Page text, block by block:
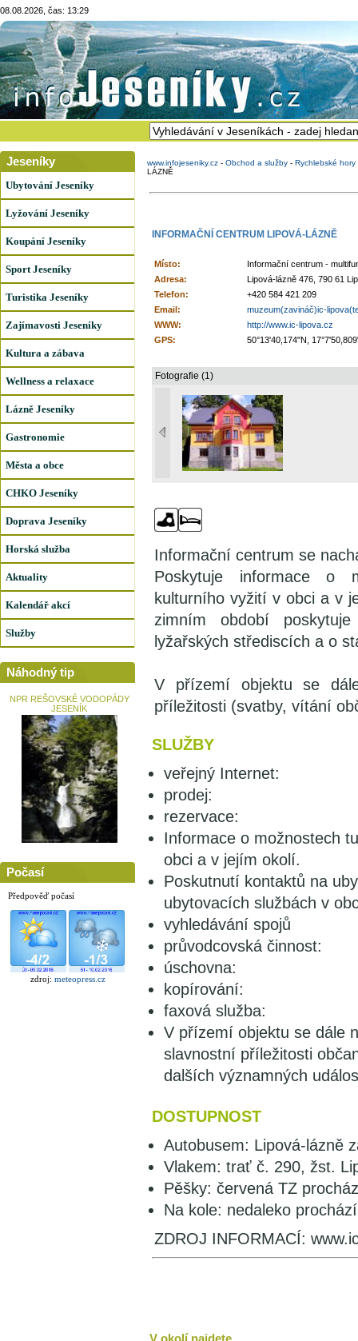
08.08.2026, čas: 13:29
Jeseníky
Ubytování Jeseníky
Lyžování Jeseníky
Koupání Jeseníky
Sport Jeseníky
Turistika Jeseníky
Zajímavosti Jeseníky
Kultura a zábava
Wellness a relaxace
Lázně Jeseníky
Gastronomie
Města a obce
CHKO Jeseníky
Doprava Jeseníky
Horská služba
Aktuality
Kalendář akcí
Služby
Náhodný tip
NPR REŠOVSKÉ VODOPÁDY
JESENÍK
Počasí
Předpověď počasí
zdroj: meteopress.cz
www.infojeseniky.cz - Obchod a služby - Rychlebské hory
LÁZNĚ
INFORMAČNÍ CENTRUM LIPOVÁ-LÁZNĚ
Místo:
Informační centrum -
Adresa:
Lipová-lázně 476, 790 61
Telefon:
+420 584 421 209
Email:
muzeum(zavináč)ic-
WWW:
http://www.ic-lipova.cz
GPS:
50°13'40,174"N,
Fotografie (1)
Informační centrum se
Poskytuje informace o
kulturního vyžití v obci a v
zimním období
lyžařských střediscích a o
V přízemí objektu se
příležitosti (svatby, vítání
SLUŽBY
veřejný Internet:
prodej:
rezervace:
Informace o možnostech
obci a v jejím okolí.
Poskutnutí kontaktů na
ubytovacích službách v
vyhledávání spojů
průvodcovská činnost:
úschovna:
kopírování:
faxová služba:
V přízemí objektu se dále
slavnostní příležitosti
dalších významných
DOSTUPNOST
Autobusem: Lipová-lázně
Vlakem: trať č. 290, žst.
Pěšky: červená TZ
Na kole: nedaleko
ZDROJ INFORMACÍ:
V okolí najdete ...